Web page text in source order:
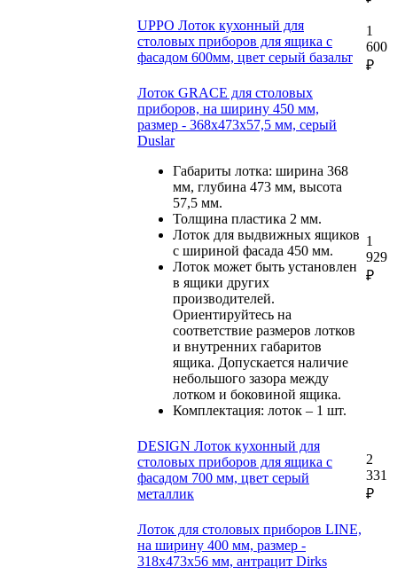
UPPO Лоток кухонный для
столовых приборов для ящика c
фасадом 600мм, цвет серый базальт
1
600
₽
Лоток GRACE для столовых
приборов, на ширину 450 мм,
размер - 368х473х57,5 мм, серый
Duslar
Габариты лотка: ширина 368
мм, глубина 473 мм, высота
57,5 мм.
Толщина пластика 2 мм.
Лоток для выдвижных ящиков
с шириной фасада 450 мм.
Лоток может быть установлен
в ящики других
производителей.
Ориентируйтесь на
соответствие размеров лотков
и внутренних габаритов
ящика. Допускается наличие
небольшого зазора между
лотком и боковиной ящика.
Комплектация: лоток – 1 шт.
1
929
₽
DESIGN Лоток кухонный для
столовых приборов для ящика c
фасадом 700 мм, цвет серый
металлик
2
331
₽
Лоток для столовых приборов LINE,
на ширину 400 мм, размер -
318х473х56 мм, антрацит Dirks